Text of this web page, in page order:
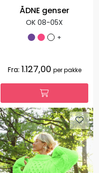
ÅDNE genser
OK 08-05X
+
Fra: 1.127,00 per pakke